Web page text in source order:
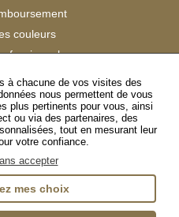
couleurs
Clients
NOUS
YouTubeLinkedIn
à chacune de vos visites des
nous permettent de vous
plus pertinents pour vous, ainsi
ou via des partenaires, des
tout en mesurant leur
votre confiance.
accepter
mes choix